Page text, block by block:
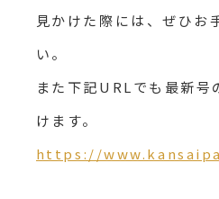
見かけた際には、ぜひお
い。
また下記URLでも最新号
けます。
https://